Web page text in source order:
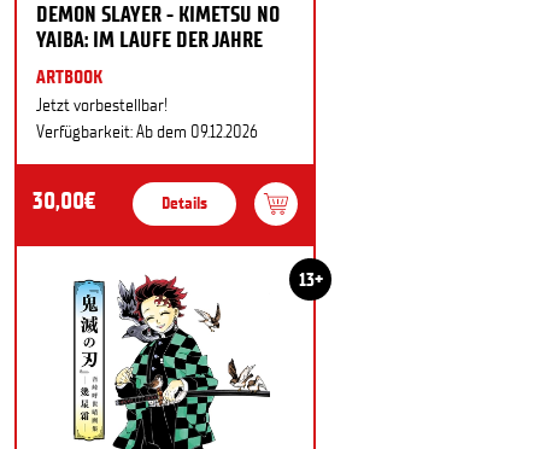
DEMON SLAYER - KIMETSU NO
YAIBA: IM LAUFE DER JAHRE
ARTBOOK
Jetzt vorbestellbar!
Verfügbarkeit: Ab dem 09.12.2026
30,00€ Details
13+